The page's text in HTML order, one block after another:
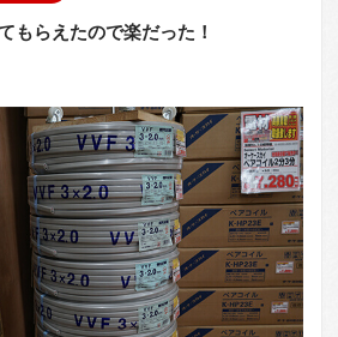
もらえたので楽だった！